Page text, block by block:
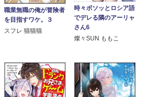
職業無職の俺が冒険者
を目指すワケ。３
スフレ 猫猫猫
時々ボソッとロシア語
でデレる隣のアーリャ
さん6
燦々SUN ももこ